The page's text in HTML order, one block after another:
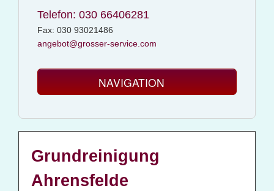
Telefon: 030 66406281
Fax: 030 93021486
angebot@grosser-service.com
NAVIGATION
Baucontainerreinigung
Baureinigung
Grundreinigung
Ahrensfelde